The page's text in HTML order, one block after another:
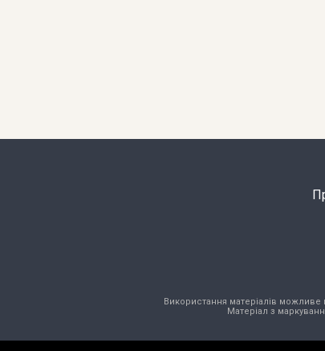
Використання матеріалів можливе
Матеріал з